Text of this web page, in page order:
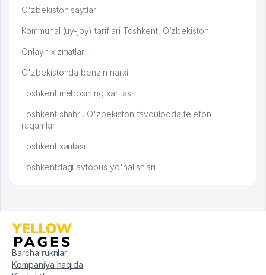
O'zbekiston saytlari
Kommunal (uy-joy) tariflari Toshkent, O‘zbekiston
Onlayn xizmatlar
O'zbekistonda benzin narxi
Toshkent metrosining xaritasi
Toshkent shahri, O'zbekiston favqulodda telefon
raqamlari
Toshkent xaritasi
Toshkentdagi avtobus yo'nalishlari
Barcha ruknlar
Kompaniya haqida